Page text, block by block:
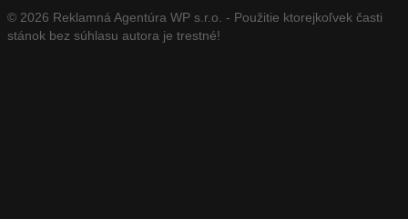
© 2026 Reklamná Agentúra WP s.r.o. - Použitie ktorejkoľvek časti
stánok bez súhlasu autora je trestné!